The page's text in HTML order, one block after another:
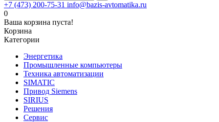
+7 (473) 200-75-31 info@bazis-avtomatika.ru
0
Ваша корзина пуста!
Корзина
Категории
Энергетика
Промышленные компьютеры
Техника автоматизации
SIMATIC
Привод Siemens
SIRIUS
Решения
Сервис